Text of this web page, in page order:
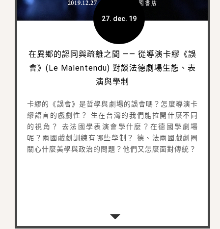
27. dec. 19
在異鄉的認同與疏離之間 —— 從導演卡繆《誤
會》(Le Malentendu) 對談法德劇場生態、表
演與學制
卡繆的《誤會》是哲學與劇場的誤會嗎？怎麼導演卡
繆語言的戲劇性？ 生在台灣的我們能拉開什麼不同
的視角？ 去法國學表演會學什麼？在德國學劇場
呢？兩國戲劇訓練有哪些學制？ 德、法兩國戲劇圈
關心什麼美學與政治的問題？他們又怎麼面對傳統？